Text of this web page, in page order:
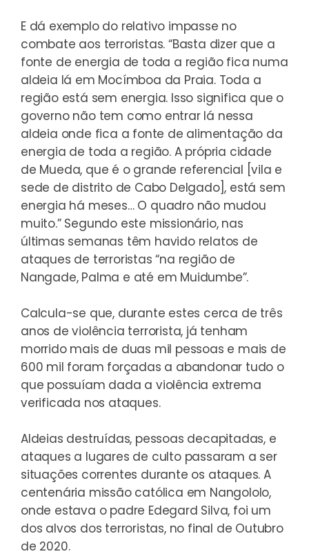
E dá exemplo do relativo impasse no
combate aos terroristas. “Basta dizer que a
fonte de energia de toda a região fica numa
aldeia lá em Mocímboa da Praia. Toda a
região está sem energia. Isso significa que o
governo não tem como entrar lá nessa
aldeia onde fica a fonte de alimentação da
energia de toda a região. A própria cidade
de Mueda, que é o grande referencial [vila e
sede de distrito de Cabo Delgado], está sem
energia há meses… O quadro não mudou
muito.” Segundo este missionário, nas
últimas semanas têm havido relatos de
ataques de terroristas “na região de
Nangade, Palma e até em Muidumbe”.
Calcula-se que, durante estes cerca de três
anos de violência terrorista, já tenham
morrido mais de duas mil pessoas e mais de
600 mil foram forçadas a abandonar tudo o
que possuíam dada a violência extrema
verificada nos ataques.
Aldeias destruídas, pessoas decapitadas, e
ataques a lugares de culto passaram a ser
situações correntes durante os ataques. A
centenária missão católica em Nangololo,
onde estava o padre Edegard Silva, foi um
dos alvos dos terroristas, no final de Outubro
de 2020.